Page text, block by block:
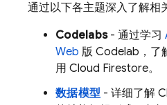
通过以下各主题深入了解相
Codelabs- 通过学习
Web 版 Codelab，了
用 Cloud Firestore。
数据模型 - 详细了解